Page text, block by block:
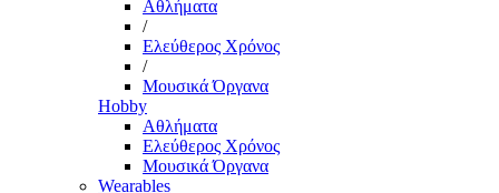
Αθλήματα
/
Ελεύθερος Χρόνος
/
Μουσικά Όργανα
Hobby
Αθλήματα
Ελεύθερος Χρόνος
Μουσικά Όργανα
Wearables